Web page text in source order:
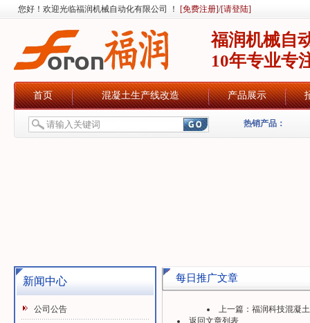
您好！欢迎光临福润机械自动化有限公司 ！ [免费注册]/[请登陆]
福润机械自
10年专业专
首页 混凝土生产线改造 产品展示
热销产品：
新闻中心
公司公告
每日推广文章
上一篇： 福润科技混凝
返回文章列表